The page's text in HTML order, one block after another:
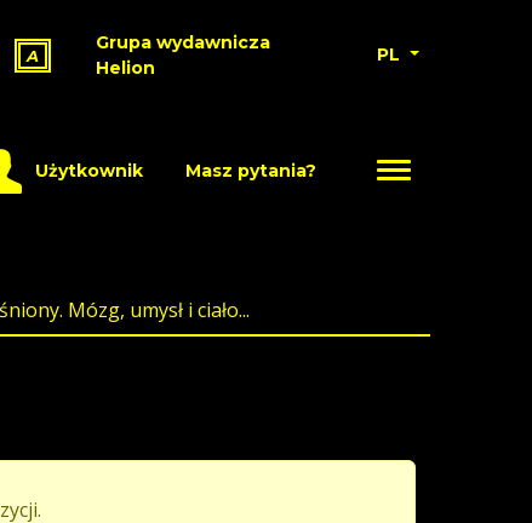
A
Grupa wydawnicza
Helion
PL
Użytkownik Masz pytania?
Mózg, umysł i ciało...